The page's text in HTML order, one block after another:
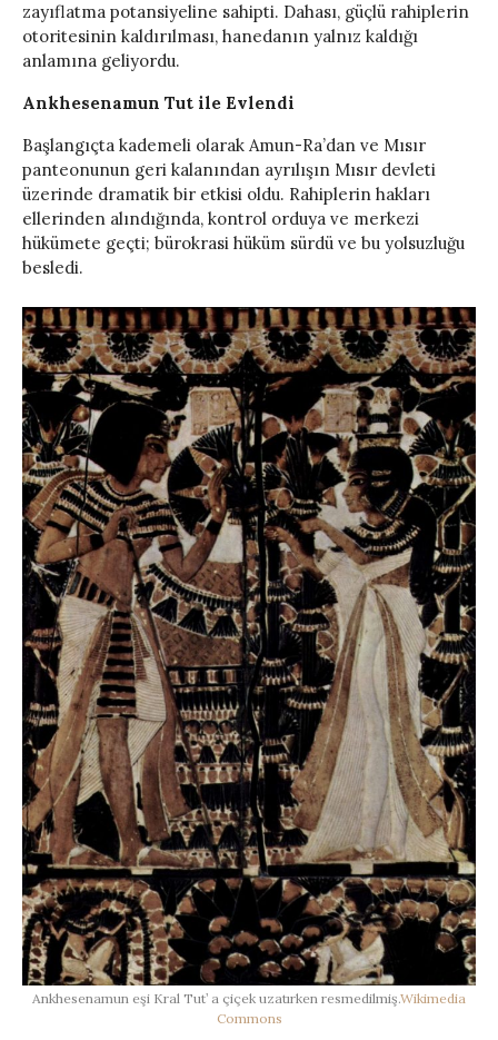
zayıflatma potansiyeline sahipti. Dahası, güçlü rahiplerin
otoritesinin kaldırılması, hanedanın yalnız kaldığı
anlamına geliyordu.
Ankhesenamun Tut ile Evlendi
Başlangıçta kademeli olarak Amun-Ra’dan ve Mısır
panteonunun geri kalanından ayrılışın Mısır devleti
üzerinde dramatik bir etkisi oldu. Rahiplerin hakları
ellerinden alındığında, kontrol orduya ve merkezi
hükümete geçti; bürokrasi hüküm sürdü ve bu yolsuzluğu
besledi.
Ankhesenamun eşi Kral Tut’ a çiçek uzatırken resmedilmiş.Wikimedia
Commons